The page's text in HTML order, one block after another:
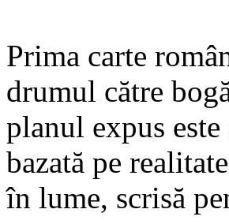
Prima carte
drumul către
planul expus
bazată pe
în lume, scrisă